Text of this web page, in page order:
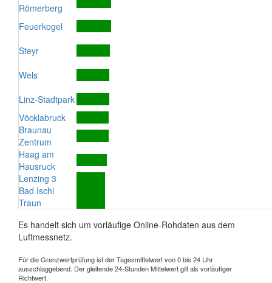
Römerberg
Feuerkogel
Steyr
Wels
Linz-Stadtpark
Vöcklabruck
Braunau
Zentrum
Haag am
Hausruck
Lenzing 3
Bad Ischl
Traun
Es handelt sich um vorläufige Online-Rohdaten aus dem
Luftmessnetz.
Für die Grenzwertprüfung ist der Tagesmittelwert von 0 bis 24 Uhr
ausschlaggebend. Der gleitende 24-Stunden Mittelwert gilt als vorläufiger
Richtwert.